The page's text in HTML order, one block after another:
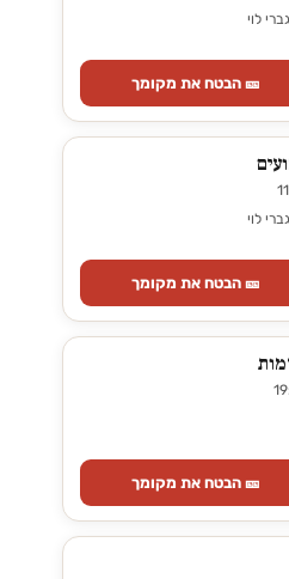
לוי
🎫 הבטח את מקומך
לוי
🎫 הבטח את מקומך
🎫 הבטח את מקומך